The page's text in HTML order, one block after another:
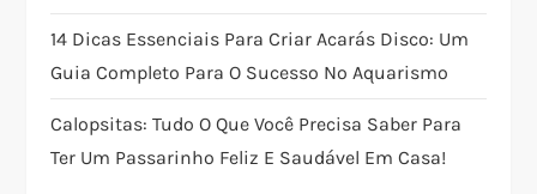
o
d
e
14 Dicas Essenciais Para Criar Acarás Disco: Um
Guia Completo Para O Sucesso No Aquarismo
Calopsitas: Tudo O Que Você Precisa Saber Para
Ter Um Passarinho Feliz E Saudável Em Casa!